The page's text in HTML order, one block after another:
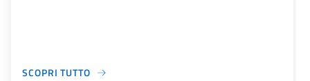
SCOPRI TUTTO